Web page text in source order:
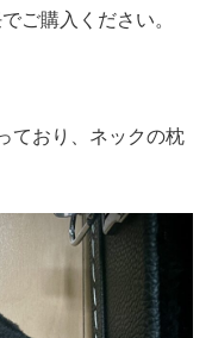
ご購入ください。
ており、ネックの枕